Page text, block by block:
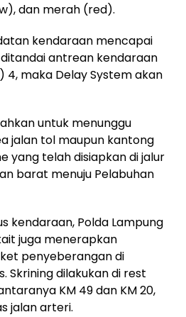
dan merah (red).
kendaraan mencapai
antrean kendaraan
4, maka Delay System akan
untuk menunggu
jalan tol maupun kantong
yang telah disiapkan di jalur
barat menuju Pelabuhan
kendaraan, Polda Lampung
juga menerapkan
penyeberangan di
Skrining dilakukan di rest
KM 49 dan KM 20,
jalan arteri.